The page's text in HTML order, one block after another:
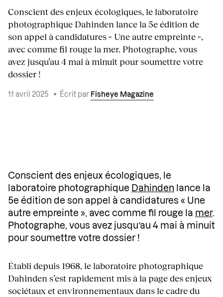
Conscient des enjeux écologiques, le laboratoire
photographique Dahinden lance la 5e édition de
son appel à candidatures « Une autre empreinte »,
avec comme fil rouge la mer. Photographe, vous
avez jusqu’au 4 mai à minuit pour soumettre votre
dossier !
11 avril 2025 • Écrit par Fisheye Magazine
Conscient des enjeux écologiques, le
laboratoire photographique Dahinden lance la
5e édition de son appel à candidatures « Une
autre empreinte », avec comme fil rouge la mer.
Photographe, vous avez jusqu’au 4 mai à minuit
pour soumettre votre dossier !
Établi depuis 1968, le laboratoire photographique
Dahinden s’est rapidement mis à la page des enjeux
sociétaux et environnementaux dans le cadre du